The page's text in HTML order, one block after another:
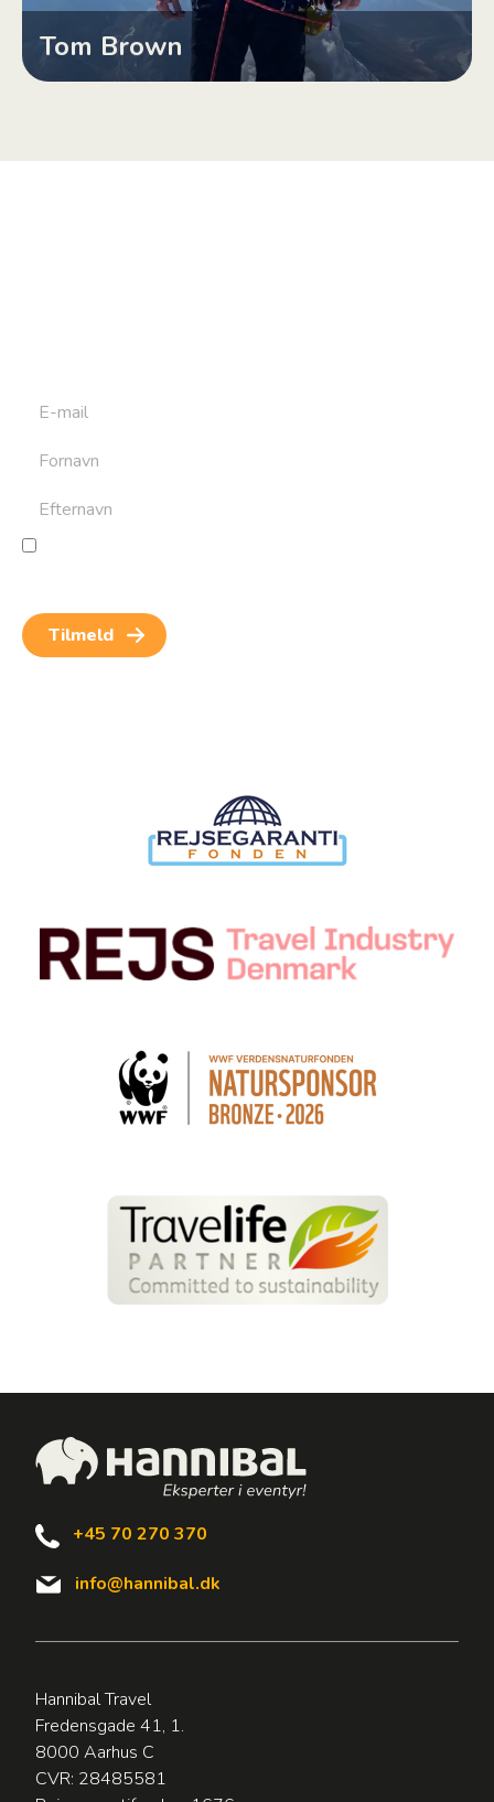
Tom Brown
+45 70 270 370
info@hannibal.dk
Hannibal Travel
Fredensgade 41, 1.
8000 Aarhus C
CVR: 28485581